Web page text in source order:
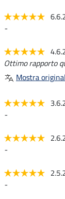
-
Ottimo rapporto
Mostra
-
-
-